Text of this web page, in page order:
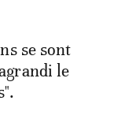
se sont
le